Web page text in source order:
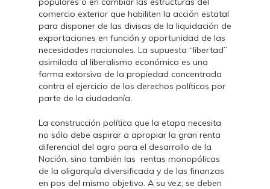
comercio exterior que habiliten la acción estatal
para disponer de las divisas de la liquidación de
exportaciones en función y oportunidad de las
necesidades nacionales. La supuesta “libertad”
asimilada al liberalismo económico es una
forma extorsiva de la propiedad concentrada
contra el ejercicio de los derechos políticos por
parte de la ciudadanía.
La construcción política que la etapa necesita
no sólo debe aspirar a apropiar la gran renta
diferencial del agro para el desarrollo de la
Nación, sino también las rentas monopólicas
de la oligarquía diversificada y de las finanzas
en pos del mismo objetivo. A su vez, se deben